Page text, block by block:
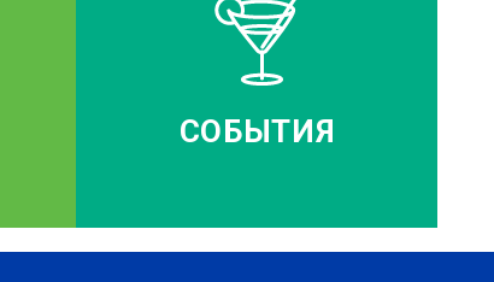
СОБЫТИЯ